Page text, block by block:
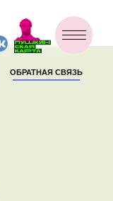
ОБРАТНАЯ СВЯЗЬ